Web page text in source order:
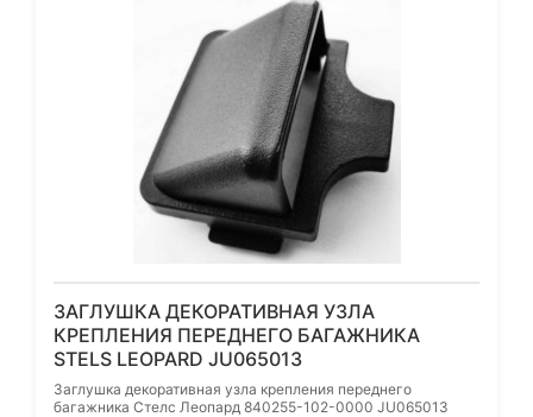
ЗАГЛУШКА ДЕКОРАТИВНАЯ УЗЛА
КРЕПЛЕНИЯ ПЕРЕДНЕГО БАГАЖНИКА
STELS LEOPARD JU065013
Заглушка декоративная узла крепления переднего
багажника Стелс Леопард 840255-102-0000 JU065013